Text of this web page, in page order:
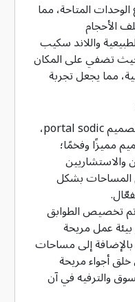
الوحدات المتاحة، مما
الأحجام
واللاند سكيب
حيث تضفي على المكان
مما يجعل تجربة
لم تدخر شركة سوديك جهدًا في تصميم portal sodic،
مميزًا وفخمًا؛
والاستشاريين
المساحات بشكل
حيث تم تخصيص الطوابق
بيئة عمل مريحة
إلى مساحات
أجواء مريحة
والترفيه في آن